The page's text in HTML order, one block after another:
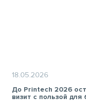
18.05.2026
До Printech 2026
визит с пользой для